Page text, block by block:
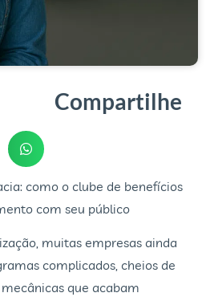
Compartilhe
como o clube de benefícios
com seu público
muitas empresas ainda
complicados, cheios de
que acabam